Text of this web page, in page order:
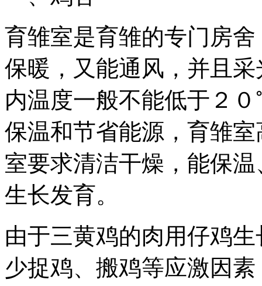
育雏室是育雏的专门房
保暖，又能通风，并且
内温度一般不能低于２
保温和节省能源，育雏
室要求清洁干燥，能保
生长发育。
由于三黄鸡的肉用仔鸡
少捉鸡、搬鸡等应激因